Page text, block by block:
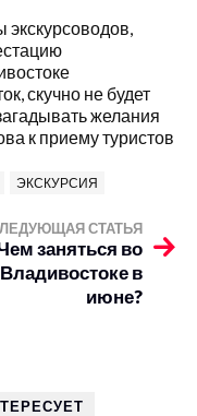
скучно не будет
желания
к приему туристов
ЭКСКУРСИЯ
СТАТЬЯ
заняться во
Владивостоке в
июне?